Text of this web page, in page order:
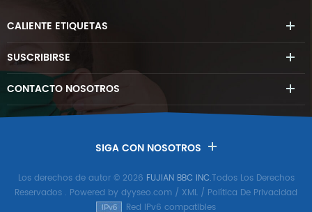
CALIENTE ETIQUETAS
SUSCRIBIRSE
CONTACTO NOSOTROS
SIGA CON NOSOTROS
Los derechos de autor © 2026 FUJIAN BBC INC.Todos Los Derechos
Reservados . Powered by dyyseo.com / XML / Política De Privacidad
Red IPv6 compatibles